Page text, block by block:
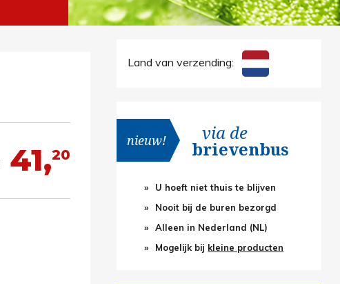
41,20
Land van verzending:
nieuw! via de
brievenbus
U hoeft niet thuis te blijven
Nooit bij de buren bezorgd
Alleen in Nederland (NL)
Mogelijk bij kleine producten